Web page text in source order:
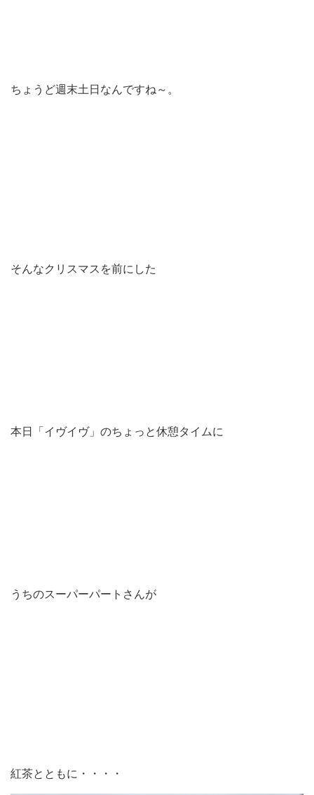
ちょうど週末土日なんですね～。
そんなクリスマスを前にした
本日「イヴイヴ」のちょっと休憩タイムに
うちのスーパーパートさんが
紅茶とともに・・・・